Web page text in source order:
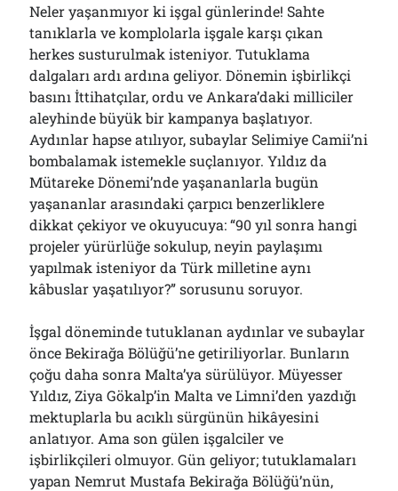
Arşivler
Arşivler
Neler yaşanmıyor ki işgal günlerinde! Sahte
tanıklarla ve komplolarla işgale karşı çıkan
herkes susturulmak isteniyor. Tutuklama
dalgaları ardı ardına geliyor. Dönemin işbirlikçi
basını İttihatçılar, ordu ve Ankara’daki milliciler
aleyhinde büyük bir kampanya başlatıyor.
Aydınlar hapse atılıyor, subaylar Selimiye Camii’ni
bombalamak istemekle suçlanıyor. Yıldız da
Mütareke Dönemi’nde yaşananlarla bugün
yaşananlar arasındaki çarpıcı benzerliklere
dikkat çekiyor ve okuyucuya: “90 yıl sonra hangi
projeler yürürlüğe sokulup, neyin paylaşımı
yapılmak isteniyor da Türk milletine aynı
kâbuslar yaşatılıyor?” sorusunu soruyor.
İşgal döneminde tutuklanan aydınlar ve subaylar
önce Bekirağa Bölüğü’ne getiriliyorlar. Bunların
çoğu daha sonra Malta’ya sürülüyor. Müyesser
Yıldız, Ziya Gökalp’in Malta ve Limni’den yazdığı
mektuplarla bu acıklı sürgünün hikâyesini
anlatıyor. Ama son gülen işgalciler ve
işbirlikçileri olmuyor. Gün geliyor; tutuklamaları
yapan Nemrut Mustafa Bekirağa Bölüğü’nün,